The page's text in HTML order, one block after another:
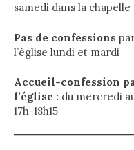
samedi dans la
Pas de confessions
l’église lundi et mardi
Accueil-confession
l’église : du mercredi
17h-18h15